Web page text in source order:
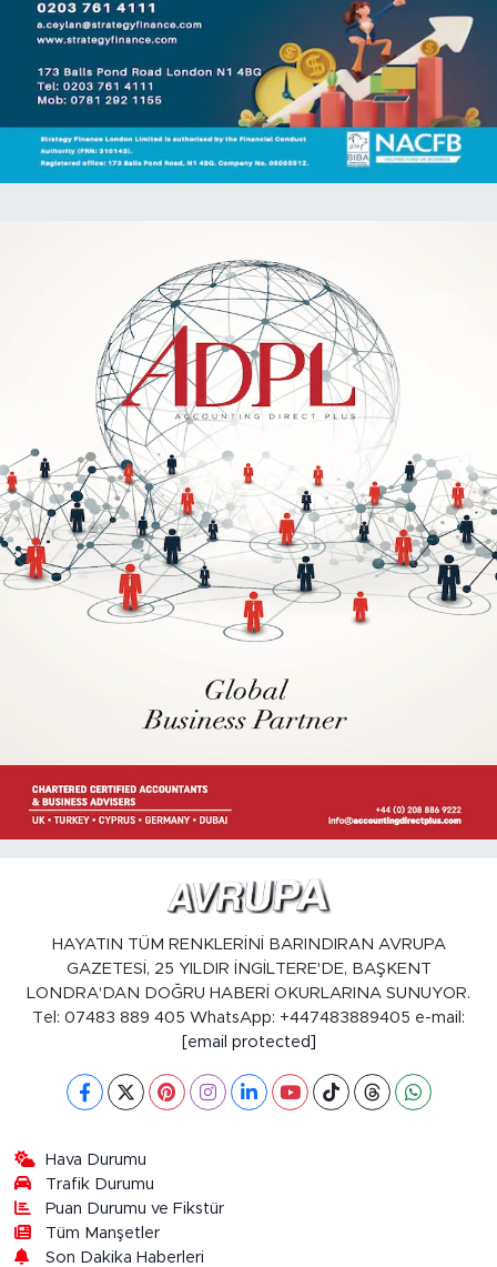
HAYATIN TÜM RENKLERİNİ BARINDIRAN AVRUPA
GAZETESİ, 25 YILDIR İNGİLTERE'DE, BAŞKENT
LONDRA'DAN DOĞRU HABERİ OKURLARINA SUNUYOR.
Tel: 07483 889 405 WhatsApp: +447483889405 e-mail:
[email protected]
Hava Durumu
Trafik Durumu
Puan Durumu ve Fikstür
Tüm Manşetler
Son Dakika Haberleri